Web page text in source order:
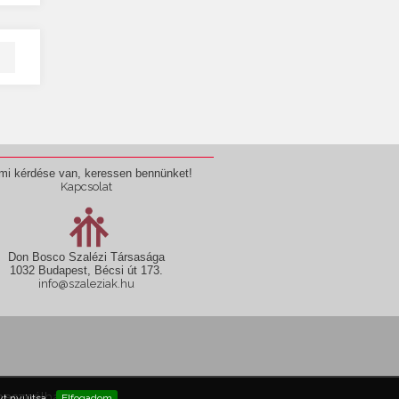
kérdése van, keressen bennünket!
Kapcsolat
Don Bosco Szalézi Társasága
1032 Budapest, Bécsi út 173.
info@szaleziak.hu